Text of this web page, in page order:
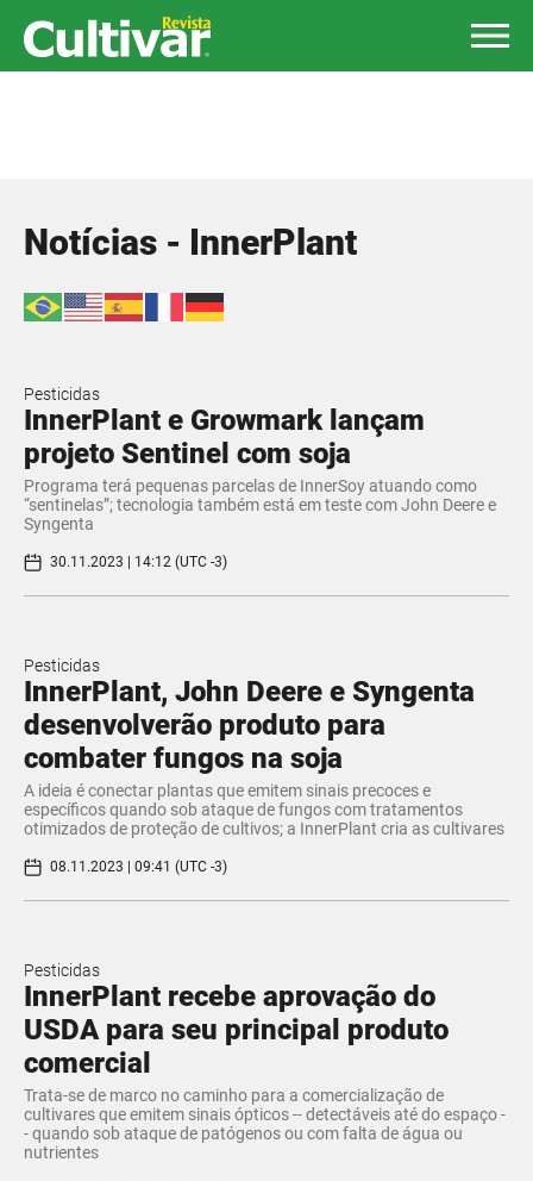
Notícias - InnerPlant
Pesticidas
InnerPlant e Growmark lançam
projeto Sentinel com soja
Programa terá pequenas parcelas de InnerSoy atuando como
“sentinelas”; tecnologia também está em teste com John Deere e
Syngenta
30.11.2023 | 14:12 (UTC -3)
Pesticidas
InnerPlant, John Deere e Syngenta
desenvolverão produto para
combater fungos na soja
A ideia é conectar plantas que emitem sinais precoces e
específicos quando sob ataque de fungos com tratamentos
otimizados de proteção de cultivos; a InnerPlant cria as cultivares
08.11.2023 | 09:41 (UTC -3)
Pesticidas
InnerPlant recebe aprovação do
USDA para seu principal produto
comercial
Trata-se de marco no caminho para a comercialização de
cultivares que emitem sinais ópticos -- detectáveis até do espaço -
- quando sob ataque de patógenos ou com falta de água ou
nutrientes